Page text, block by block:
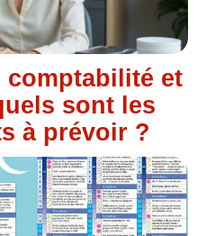
et
sont les
à prévoir ?